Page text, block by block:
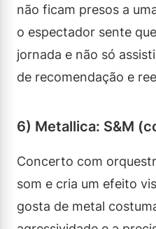
não ficam presos a
o espectador sente
jornada e não só
de recomendação e
6) Metallica: S&M
Concerto com
som e cria um efeito
gosta de metal